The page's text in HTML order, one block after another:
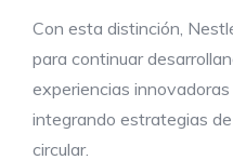
Con esta distinción,
para continuar
experiencias
integrando estrategias
circular.